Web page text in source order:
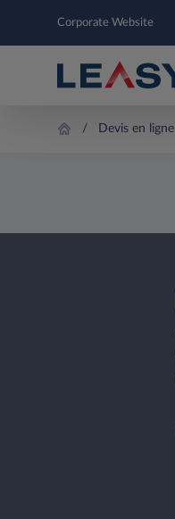
Corporate Website
Devis en ligne